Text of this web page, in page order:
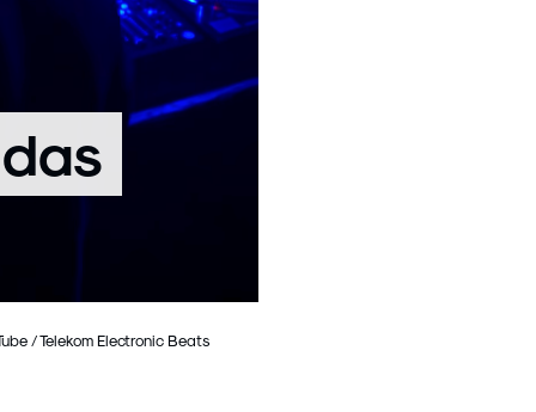
/ Telekom Electronic Beats